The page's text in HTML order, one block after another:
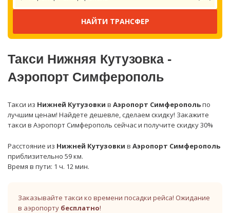
Такси Нижняя Кутузовка -
Аэропорт Симферополь
Такси из Нижней Кутузовки в Аэропорт Симферопольпо
лучшим ценам! Найдете дешевле, сделаем скидку! Закажите
такси в Аэропорт Симферополь сейчас и получите скидку 30%
Расстояние из Нижней Кутузовки в Аэропорт Симферополь
приблизительно 59 км.
Время в пути: 1 ч. 12 мин.
Заказывайте такси ко времени посадки рейса! Ожидание
в аэропорту бесплатно!